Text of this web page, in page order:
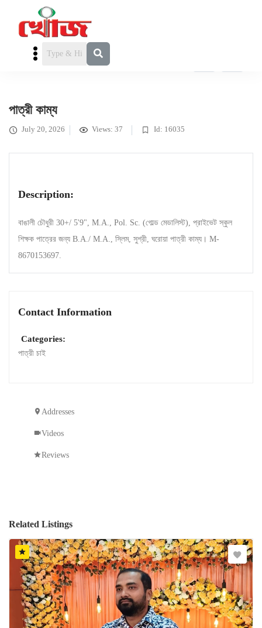
FEATURED
পাত্রী কাম্য
July 20, 2026 Views: 37 Id: 16035
Description:
বাঙালী চৌধুরী 30+/ 5'9", M.A., Pol. Sc. (গোল্ড মেডালিস্ট), প্রাইভেট স্কুল
শিক্ষক পাত্রের জন্য B.A./ M.A., স্লিম, সুশ্রী, ঘরোয়া পাত্রী কাম্য। M-
8670153697.
Contact Information
Categories:
পাত্রী চাই
Addresses
Videos
Reviews
Related Listings